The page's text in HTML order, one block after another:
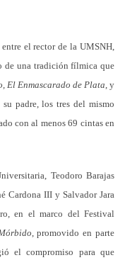
el rector de la UMSNH,
de una tradición fílmica que
El Enmascarado de Plata, y
padre, los tres del mismo
con al menos 69 cintas en
Teodoro Barajas
Cardona III y Salvador Jara
en el marco del Festival
, promovido en parte
el compromiso para que